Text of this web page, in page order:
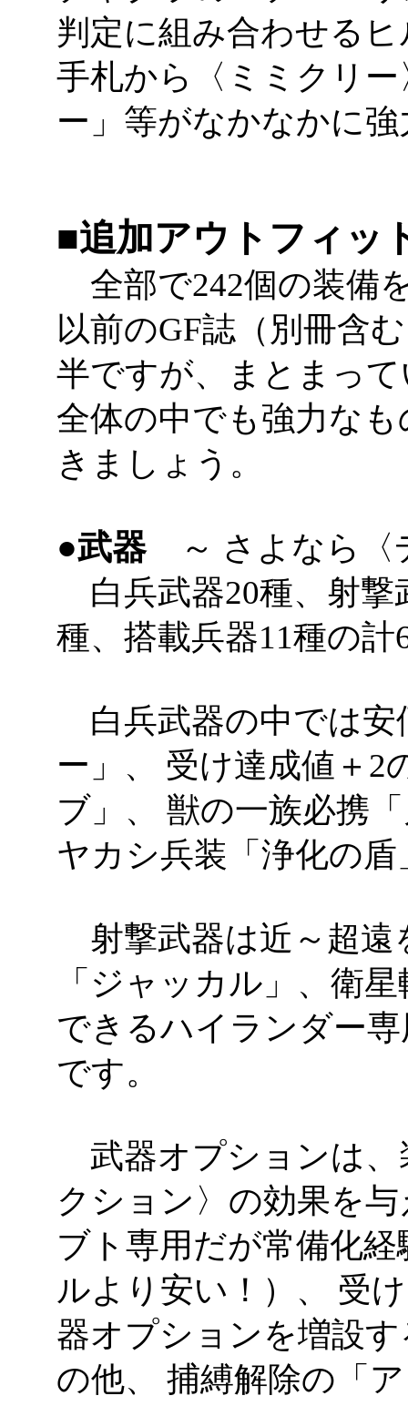
判定に組み合わせる
手札から〈ミミクリ
ー」等がなかなかに
■追加アウトフィッ
全部で242個の装備
以前のGF誌（別冊含
半ですが、まとまっ
全体の中でも強力な
きましょう。
●武器～ さよなら〈
白兵武器20種、射撃
種、搭載兵器11種の計
白兵武器の中では安
ー」、 受け達成値＋2
ブ」、 獣の一族必携
ヤカシ兵装「浄化の
射撃武器は近～超遠
「ジャッカル」、衛
できるハイランダー
です。
武器オプションは、
クション〉の効果を
ブト専用だが常備化
ルより安い！）、 受
器オプションを増設
の他、 捕縛解除の「